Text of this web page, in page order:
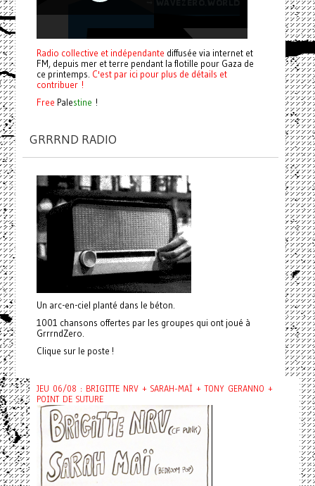
Radio collective et indépendante diffusée via internet et
FM, depuis mer et terre pendant la flotille pour Gaza de
ce printemps. C'est par ici pour plus de détails et
contribuer !
Free Palestine !
GRRRND RADIO
Un arc-en-ciel planté dans le béton.
1001 chansons offertes par les groupes qui ont joué à
GrrrndZero.
Clique sur le poste !
JEU 06/08 : BRIGITTE NRV + SARAH-MAÏ + TONY GERANNO +
POINT DE SUTURE